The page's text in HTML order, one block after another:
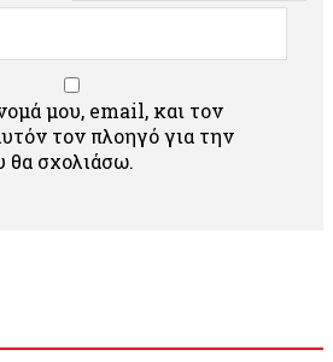
μου, email, και τον
τον πλοηγό για την
θα σχολιάσω.